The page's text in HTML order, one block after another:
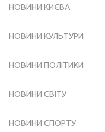
НОВИНИ КИЄВА
НОВИНИ КУЛЬТУРИ
НОВИНИ ПОЛІТИКИ
НОВИНИ СВІТУ
НОВИНИ СПОРТУ